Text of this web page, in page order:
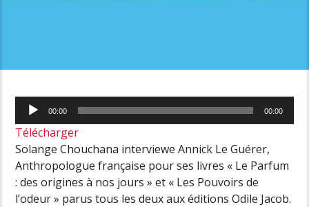
Lecteur
audio
00:00 00:00
Télécharger
Solange Chouchana interviewe Annick Le Guérer,
Anthropologue française pour ses livres « Le Parfum
: des origines à nos jours » et « Les Pouvoirs de
l’odeur» parus tous les deux aux éditions Odile Jacob.